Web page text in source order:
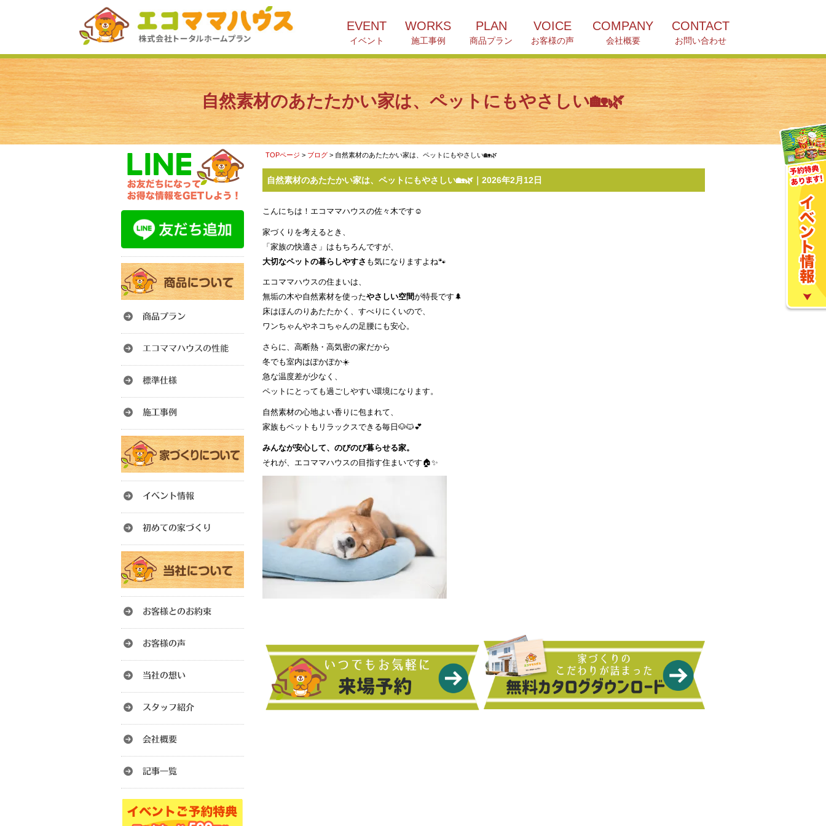
EVENT
イベント
WORKS
施工事例
PLAN
商品プラン
VOICE
お客様の声
COMPANY
会社概要
CONTACT
お問い合わせ
自然素材のあたたかい家は、ペットにもやさしい🏡🌿
TOPページ > ブログ > 自然素材のあたたかい家は、ペットにもやさしい🏡🌿
自然素材のあたたかい家は、ペットにもやさしい🏡🌿｜2026年2月12日
こんにちは！エコママハウスの佐々木です☺
家づくりを考えるとき、
「家族の快適さ」はもちろんですが、
大切なペットの暮らしやすさ も気になりますよね🐾
エコママハウスの住まいは、
無垢の木や自然素材を使ったやさしい空間が特長です🌲
床はほんのりあたたかく、すべりにくいので、
ワンちゃんやネコちゃんの足腰にも安心。
さらに、高断熱・高気密の家だから
冬でも室内はぽかぽか☀️
急な温度差が少なく、
ペットにとっても過ごしやすい環境になります。
自然素材の心地よい香りに包まれて、
家族もペットもリラックスできる毎日🐶🐱💕
みんなが安心して、のびのび暮らせる家。
それが、エコママハウスの目指す住まいです🏠✨